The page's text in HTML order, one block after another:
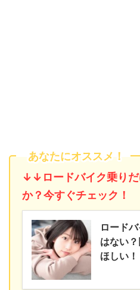
あなたにオススメ！
↓↓ロードバイク乗りだ
か？今すぐチェック！
ロード
はない
ほしい！